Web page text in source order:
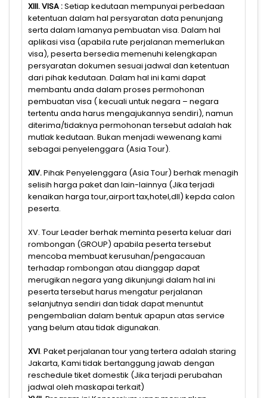
XIII. VISA :Setiap kedutaan mempunyai perbedaan
ketentuan dalam hal persyaratan data penunjang
serta dalam lamanya pembuatan visa. Dalam hal
aplikasi visa (apabila rute perjalanan memerlukan
visa), peserta bersedia memenuhi kelengkapan
persyaratan dokumen sesuai jadwal dan ketentuan
dari pihak kedutaan. Dalam hal ini kami dapat
membantu anda dalam proses permohonan
pembuatan visa ( kecuali untuk negara – negara
tertentu anda harus mengajukannya sendiri), namun
diterima/tidaknya permohonan tersebut adalah hak
mutlak kedutaan. Bukan menjadi wewenang kami
sebagai penyelenggara (Asia Tour).
XIV.Pihak Penyelenggara (Asia Tour) berhak menagih
selisih harga paket dan lain-lainnya (Jika terjadi
kenaikan harga tour,airport tax,hotel,dll) kepda calon
peserta.
XV. Tour Leader berhak meminta peserta keluar dari
rombongan (GROUP) apabila peserta tersebut
mencoba membuat kerusuhan/pengacauan
terhadap rombongan atau dianggap dapat
merugikan negara yang dikunjungi dalam hal ini
peserta tersebut harus mengatur perjalanan
selanjutnya sendiri dan tidak dapat menuntut
pengembalian dalam bentuk apapun atas service
yang belum atau tidak digunakan.
XVI. Paket perjalanan tour yang tertera adalah staring
Jakarta, Kami tidak bertanggung jawab dengan
reschedule tiket domestik (Jika terjadi perubahan
jadwal oleh maskapai terkait)